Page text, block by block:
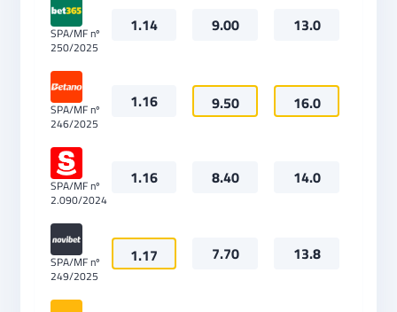
SPA/MF nº
250/2025
1.14 9.00 13.0
SPA/MF nº
246/2025
1.16 9.50 16.0
SPA/MF nº
2.090/2024
1.16 8.40 14.0
SPA/MF nº
249/2025
1.17 7.70 13.8